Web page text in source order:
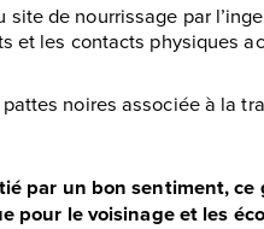
de nourrissage par
et les contacts physiques
noires associée à la
par un bon sentiment, ce
pour le voisinage et les